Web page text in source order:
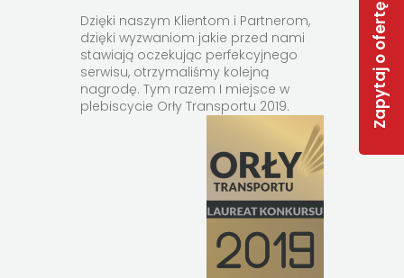
Zapytaj o ofertę
Dzięki naszym Klientom i Partnerom,
dzięki wyzwaniom jakie przed nami
stawiają oczekując perfekcyjnego
serwisu, otrzymaliśmy kolejną
nagrodę. Tym razem I miejsce w
plebiscycie Orły Transportu 2019.